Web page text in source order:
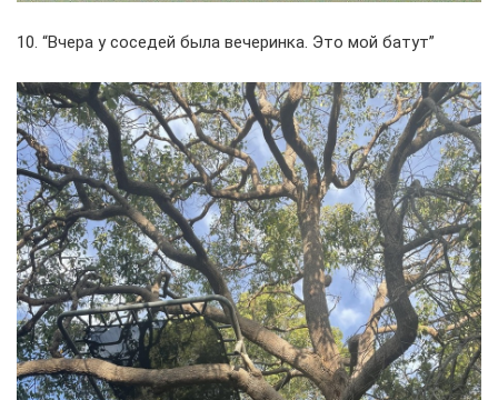
10. “Вчера у соседей была вечеринка. Это мой батут”